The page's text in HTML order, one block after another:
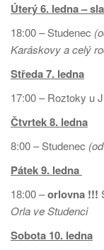
Úterý 6. ledna –
18:00 – Studenec
Karáskovy a celý
Středa 7. ledna
17:00 – Roztoky u
Čtvrtek 8. ledna
8:00 – Studenec
Pátek9. ledna
18:00 –orlovna !!!
Orla ve Studenci
Sobota 10. ledna